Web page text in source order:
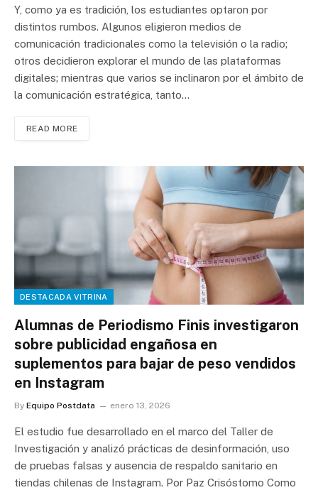
Y, como ya es tradición, los estudiantes optaron por
distintos rumbos. Algunos eligieron medios de
comunicación tradicionales como la televisión o la radio;
otros decidieron explorar el mundo de las plataformas
digitales; mientras que varios se inclinaron por el ámbito de
la comunicación estratégica, tanto…
READ MORE
DESTACADA VITRINA
Alumnas de Periodismo Finis investigaron
sobre publicidad engañosa en
suplementos para bajar de peso vendidos
en Instagram
By Equipo Postdata enero 13, 2026
El estudio fue desarrollado en el marco del Taller de
Investigación y analizó prácticas de desinformación, uso
de pruebas falsas y ausencia de respaldo sanitario en
tiendas chilenas de Instagram. Por Paz Crisóstomo Como